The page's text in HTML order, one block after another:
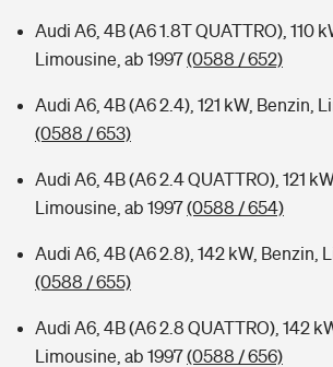
Audi A6, 4B (A6 1.8T QUATTRO), 110
Limousine, ab 1997(0588 / 652)
Audi A6, 4B (A6 2.4), 121 kW, Benzin,
(0588 / 653)
Audi A6, 4B (A6 2.4 QUATTRO), 121
Limousine, ab 1997(0588 / 654)
Audi A6, 4B (A6 2.8), 142 kW, Benzin,
(0588 / 655)
Audi A6, 4B (A6 2.8 QUATTRO), 142
Limousine, ab 1997(0588 / 656)